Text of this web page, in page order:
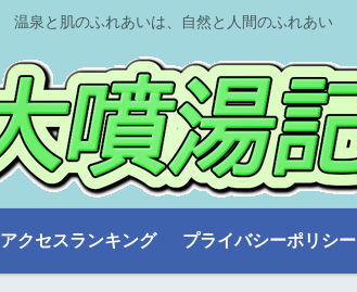
温泉と肌のふれあいは、自然と人間のふれあい
アクセスランキング プライバシーポリシー